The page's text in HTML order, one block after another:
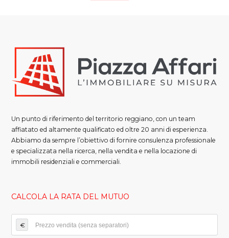
Un punto di riferimento del territorio reggiano, con un team
affiatato ed altamente qualificato ed oltre 20 anni di esperienza.
Abbiamo da sempre l’obiettivo di fornire consulenza professionale
e specializzata nella ricerca, nella vendita e nella locazione di
immobili residenziali e commerciali.
CALCOLA LA RATA DEL MUTUO
€